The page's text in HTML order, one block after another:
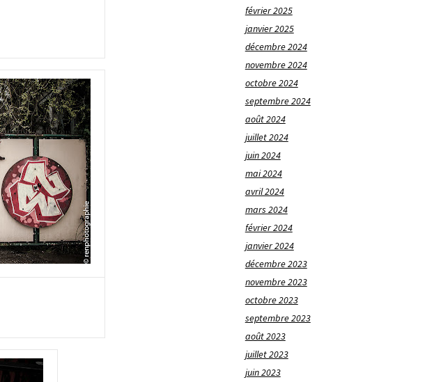
février 2025
janvier 2025
décembre 2024
novembre 2024
octobre 2024
septembre 2024
août 2024
juillet 2024
juin 2024
mai 2024
avril 2024
mars 2024
février 2024
janvier 2024
décembre 2023
novembre 2023
octobre 2023
septembre 2023
août 2023
juillet 2023
juin 2023